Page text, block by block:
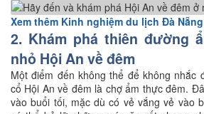
Xem thêm Kinh nghiệm du lịch Đà
2. Khám phá thiên đường
nhỏ Hội An về đêm
Một điểm đến không thể để không nhắc
cổ Hội An về đêm là chợ ẩm thực đêm.
vào buổi tối, mặc dù có vẻ vắng vẻ vào